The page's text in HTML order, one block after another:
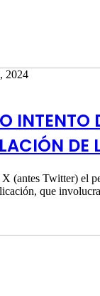
2024
INTENTO
DE
(antes Twitter) el
que